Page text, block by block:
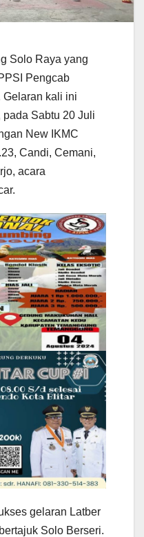
Solo Raya yang
Pengcab
Gelaran kali ini
pada Sabtu 20 Juli
New IKMC
Candi, Cemani,
acara
gelaran Latber
Solo Berseri.